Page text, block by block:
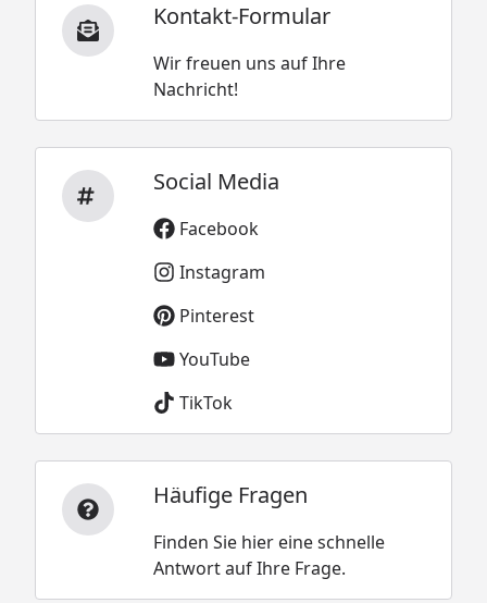
Kontakt-Formular
Wir freuen uns auf Ihre
Nachricht!
Social Media
Facebook
Instagram
Pinterest
YouTube
TikTok
Häufige Fragen
Finden Sie hier eine schnelle
Antwort auf Ihre Frage.